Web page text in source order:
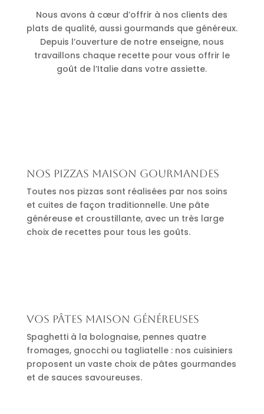
Nous avons à cœur d’offrir à nos clients des
plats de qualité, aussi gourmands que généreux.
Depuis l’ouverture de notre enseigne, nous
travaillons chaque recette pour vous offrir le
goût de l’Italie dans votre assiette.
Nos pizzas maison gourmandes
Toutes nos pizzas sont réalisées par nos soins
et cuites de façon traditionnelle. Une pâte
généreuse et croustillante, avec un très large
choix de recettes pour tous les goûts.
Vos pâtes maison généreuses
Spaghetti à la bolognaise, pennes quatre
fromages, gnocchi ou tagliatelle : nos cuisiniers
proposent un vaste choix de pâtes gourmandes
et de sauces savoureuses.